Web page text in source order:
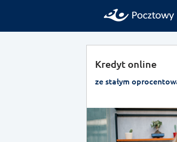
Kredyt online
ze stałym